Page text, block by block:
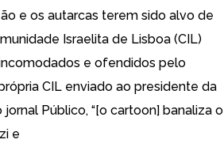
e os autarcas terem sido alvo de
Israelita de Lisboa (CIL)
e ofendidos pelo
CIL enviado ao presidente da
Público, “[o cartoon] banaliza o
e